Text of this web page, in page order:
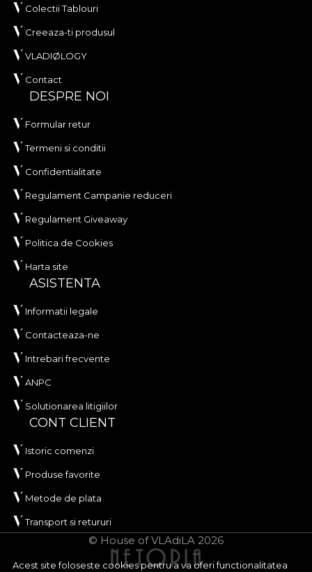
Acest site foloseste cookies pentru a va oferi functionalitatea
Colectii Tablouri
Creeaza-ti produsul
VLADIØLOGY
Contact
DESPRE NOI
Formular retur
Termeni si conditii
Confidentialitate
Regulament Campanie reduceri
Regulament Giveaway
Politica de Cookies
Harta site
ASISTENTA
Informatii legale
Contacteaza-ne
Intrebari frecvente
ANPC
Solutionarea litigiilor
CONT CLIENT
Istoric comenzi
Produse favorite
Metode de plata
Transport si retururi
© House of VLAdiLA 2026